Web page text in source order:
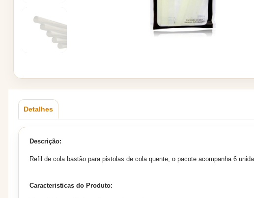
Detalhes
Descrição:
Refil de cola bastão para pistolas de cola quente, o pacote acompanha 6
Caracteristicas do Produto: